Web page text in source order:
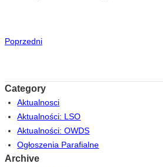
Poprzedni
Category
Aktualnosci
Aktualności: LSO
Aktualności: OWDS
Ogłoszenia Parafialne
Archive